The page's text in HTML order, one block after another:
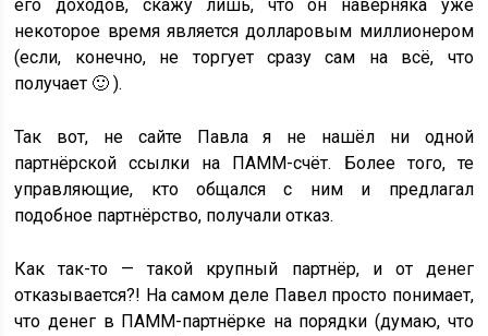
его доходов, скажу лишь, что он наверняка уже
некоторое время является долларовым миллионером
(если, конечно, не торгует сразу сам на всё, что
получает 🙂 ).
Так вот, не сайте Павла я не нашёл ни одной
партнёрской ссылки на ПАММ-счёт. Более того, те
управляющие, кто общался с ним и предлагал
подобное партнёрство, получали отказ.
Как так-то — такой крупный партнёр, и от денег
отказывается?! На самом деле Павел просто понимает,
что денег в ПАММ-партнёрке на порядки (думаю, что